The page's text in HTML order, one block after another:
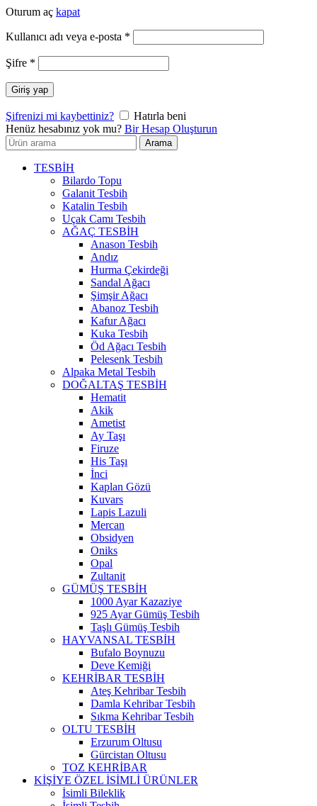
Oturum aç kapat
Kullanıcı adı veya e-posta *
Şifre *
Giriş yap
Şifrenizi mi kaybettiniz?
Hatırla beni
Henüz hesabınız yok mu? Bir Hesap Oluşturun
Arayın:
Arama
TESBİH
Bilardo Topu
Galanit Tesbih
Katalin Tesbih
Uçak Camı Tesbih
AĞAÇ TESBİH
Anason Tesbih
Andız
Hurma Çekirdeği
Sandal Ağacı
Şimşir Ağacı
Abanoz Tesbih
Kafur Ağacı
Kuka Tesbih
Öd Ağacı Tesbih
Pelesenk Tesbih
Alpaka Metal Tesbih
DOĞALTAŞ TESBİH
Hematit
Akik
Ametist
Ay Taşı
Firuze
His Taşı
İnci
Kaplan Gözü
Kuvars
Lapis Lazuli
Mercan
Obsidyen
Oniks
Opal
Zultanit
GÜMÜŞ TESBİH
1000 Ayar Kazaziye
925 Ayar Gümüş Tesbih
Taşlı Gümüş Tesbih
HAYVANSAL TESBİH
Bufalo Boynuzu
Deve Kemiği
KEHRİBAR TESBİH
Ateş Kehribar Tesbih
Damla Kehribar Tesbih
Sıkma Kehribar Tesbih
OLTU TESBİH
Erzurum Oltusu
Gürcistan Oltusu
TOZ KEHRİBAR
KİŞİYE ÖZEL İSİMLİ ÜRÜNLER
İsimli Bileklik